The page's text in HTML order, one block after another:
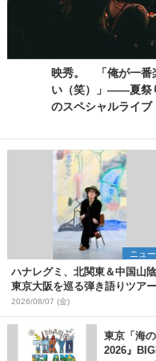
映秀。 「俺が一番
い（笑）」――夏祭
のスペシャルライブ
ニュ
ハナレグミ、北関東＆中国山陰
東京大阪を巡る弾き語りツア
月より開催決定
2026/08/07 (金)
東京「海
2026』